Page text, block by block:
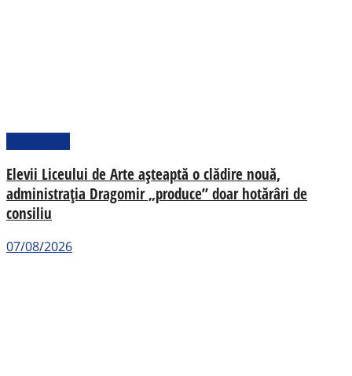
Elevii Liceului de Arte așteaptă o clădire nouă,
administrația Dragomir „produce” doar hotărâri de
consiliu
07/08/2026